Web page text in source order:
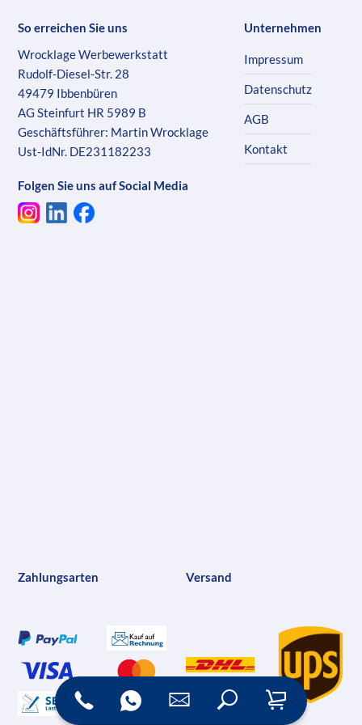
So erreichen Sie uns
Wrocklage Werbewerkstatt
Rudolf-Diesel-Str. 28
49479 Ibbenbüren
AG Steinfurt HR 5989 B
Geschäftsführer: Martin Wrocklage
Ust-IdNr. DE231182233
Folgen Sie uns auf Social Media
Unternehmen
Impressum
Datenschutz
AGB
Kontakt
Zahlungsarten Versand